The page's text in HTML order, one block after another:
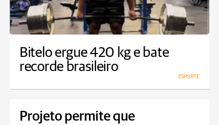
Bitelo ergue 420 kg e bate
recorde brasileiro
ESPORTE
Projeto permite que